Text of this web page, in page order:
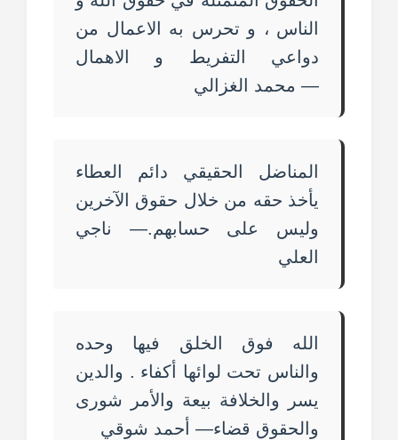
الناس ، و تحرس به الاعمال من
دواعي التفريط و الاهمال
— محمد الغزالي
المناضل الحقيقي دائم العطاء
يأخذ حقه من خلال حقوق الآخرين
وليس على حسابهم.— ناجي
العلي
الله فوق الخلق فيها وحده
والناس تحت لوائها أكفاء . والدين
يسر والخلافة بيعة والأمر شورى
والحقوق قضاء— أحمد شوقي